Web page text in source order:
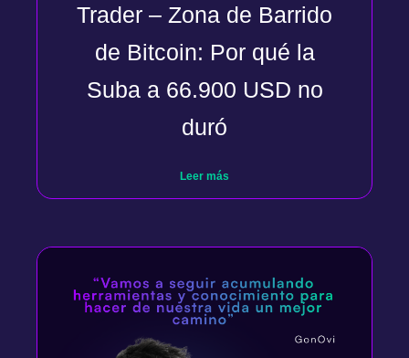
Trader – Zona de Barrido
de Bitcoin: Por qué la
Suba a 66.900 USD no
duró
Leer más